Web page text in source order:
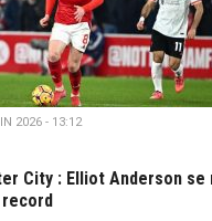
2026 - 13:12
City : Elliot Anderson se